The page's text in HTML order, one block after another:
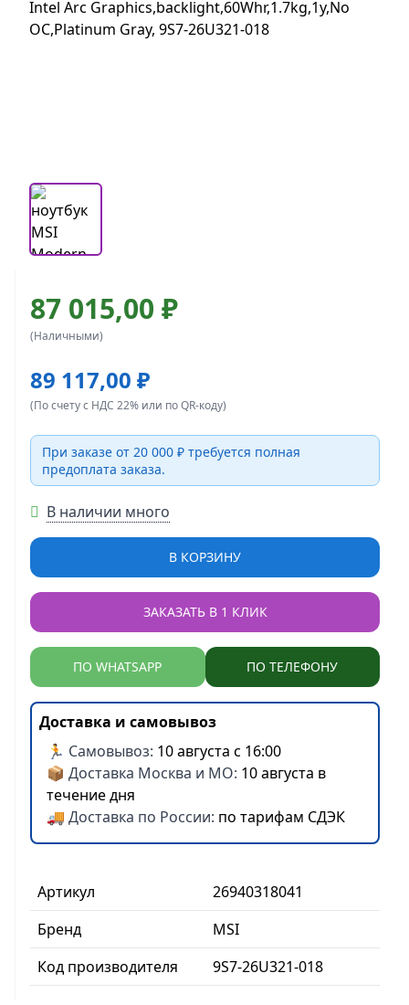
Артикул
26940318041
Бренд
MSI
Код производителя
9S7-26U321-018
87 015,00 ₽
(Наличными)
89 117,00 ₽
(По счету с НДС 22% или по QR-коду)
При заказе от 20 000 ₽ требуется полная
предоплата заказа.
В наличии много
В КОРЗИНУ
ЗАКАЗАТЬ В 1 КЛИК
ПО WHATSAPP ПО ТЕЛЕФОНУ
Доставка и самовывоз
🏃 Самовывоз: 10 августа с 16:00
📦 Доставка Москва и МО: 10 августа в
течение дня
🚚 Доставка по России: по тарифам СДЭК